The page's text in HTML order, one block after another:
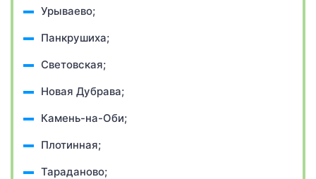
Урываево;
Панкрушиха;
Световская;
Новая Дубрава;
Камень-на-Оби;
Плотинная;
Тараданово;